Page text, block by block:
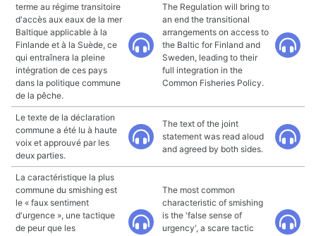
terme au régime transitoire
d'accès aux eaux de la mer
Baltique applicable à la
Finlande et à la Suède, ce
qui entraînera la pleine
intégration de ces pays
dans la politique commune
de la pêche.
The Regulation will bring to
an end the transitional
arrangements on access to
the Baltic for Finland and
Sweden, leading to their
full integration in the
Common Fisheries Policy.
Le texte de la déclaration
commune a été lu à haute
voix et approuvé par les
deux parties.
The text of the joint
statement was read aloud
and agreed by both sides.
La caractéristique la plus
commune du smishing est
le « faux sentiment
d'urgence », une tactique
de peur que les
The most common
characteristic of smishing
is the 'false sense of
urgency', a scare tactic